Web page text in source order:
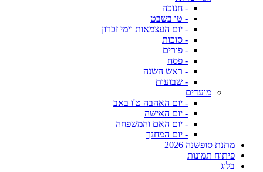
- חנוכה
- טו בשבט
- יום העצמאות וימי זכרון
- סוכות
- פורים
- פסח
- ראש השנה
- שבועות
מועדים
- יום האהבה ט'ו באב
- יום האישה
- יום האם והמשפחה
- יום המחנך
מתנת סופשנה 2026
פיתוח תמונות
בלוג